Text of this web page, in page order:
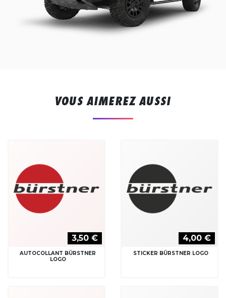
VOUS AIMEREZ AUSSI
3,50 €
AUTOCOLLANT BÜRSTNER
LOGO
4,00 €
STICKER BÜRSTNER LOGO